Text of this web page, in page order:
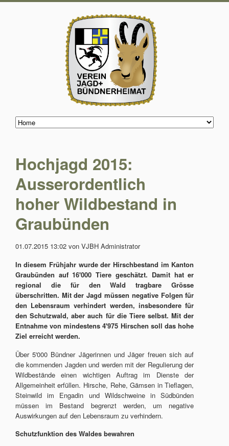
Hochjagd 2015:
Ausserordentlich
hoher Wildbestand in
Graubünden
01.07.2015 13:02von VJBH Administrator
In diesem Frühjahr wurde der Hirschbestand im Kanton
Graubünden auf 16'000 Tiere geschätzt. Damit hat er
regional die für den Wald tragbare Grösse
überschritten. Mit der Jagd müssen negative Folgen für
den Lebensraum verhindert werden, insbesondere für
den Schutzwald, aber auch für die Tiere selbst. Mit der
Entnahme von mindestens 4'975 Hirschen soll das hohe
Ziel erreicht werden.
Über 5'000 Bündner Jägerinnen und Jäger freuen sich auf
die kommenden Jagden und werden mit der Regulierung der
Wildbestände einen wichtigen Auftrag im Dienste der
Allgemeinheit erfüllen. Hirsche, Rehe, Gämsen in Tieflagen,
Steinwild im Engadin und Wildschweine in Südbünden
müssen im Bestand begrenzt werden, um negative
Auswirkungen auf den Lebensraum zu verhindern.
Schutzfunktion des Waldes bewahren